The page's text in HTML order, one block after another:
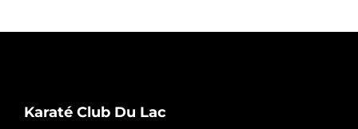
Karaté Club Du Lac